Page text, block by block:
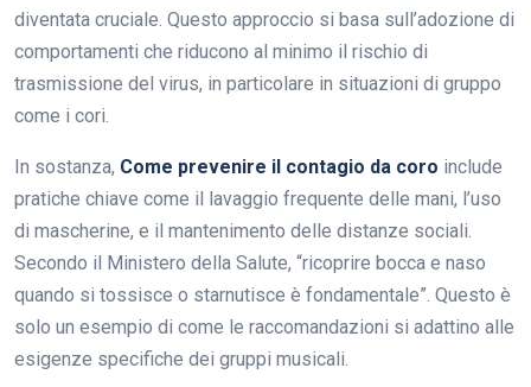
diventata cruciale. Questo approccio si basa sull’adozione di
comportamenti che riducono al minimo il rischio di
trasmissione del virus, in particolare in situazioni di gruppo
come i cori.
In sostanza, Come prevenire il contagio da coro include
pratiche chiave come il lavaggio frequente delle mani, l’uso
di mascherine, e il mantenimento delle distanze sociali.
Secondo il Ministero della Salute, “ricoprire bocca e naso
quando si tossisce o starnutisce è fondamentale”. Questo è
solo un esempio di come le raccomandazioni si adattino alle
esigenze specifiche dei gruppi musicali.